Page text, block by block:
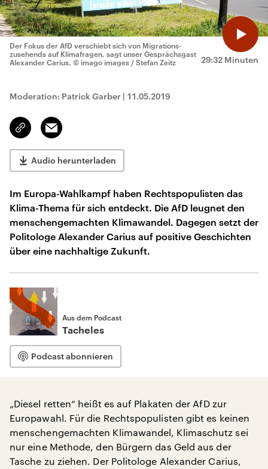
29:32 Minuten
Der Fokus der AfD verschiebt sich von Migrations-
zusehends auf Klimafragen, sagt unser Gesprächsgast
Alexander Carius. © imago images / Stefan Zeitz
Moderation: Patrick Garber | 11.05.2019
Link
kopieren/teilen
Email
Audio herunterladen
Im Europa-Wahlkampf haben Rechtspopulisten das
Klima-Thema für sich entdeckt. Die AfD leugnet den
menschengemachten Klimawandel. Dagegen setzt der
Politologe Alexander Carius auf positive Geschichten
über eine nachhaltige Zukunft.
Aus dem Podcast
Tacheles
Podcast abonnieren
„Diesel retten“ heißt es auf Plakaten der AfD zur
Europawahl. Für die Rechtspopulisten gibt es keinen
menschengemachten Klimawandel, Klimaschutz sei
nur eine Methode, den Bürgern das Geld aus der
Tasche zu ziehen. Der Politologe Alexander Carius,